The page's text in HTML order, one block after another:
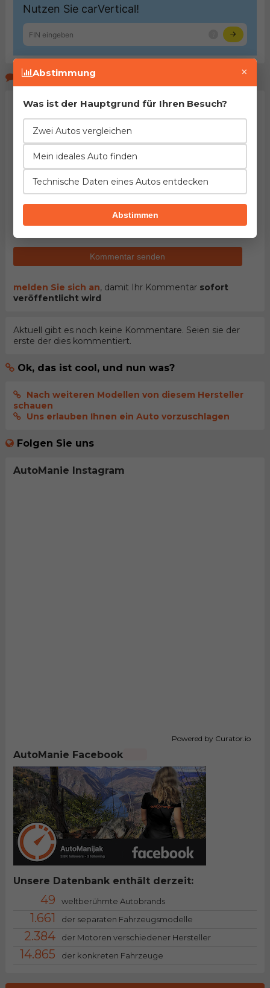
Kommentare der Seitenbeucher
HINWEIS:Pflichtfelder sind mit dem Stern (*)
gekennzeichnet. Mit dem Versenden des Kommentars
Nutzungsbedingungen
Kommentar senden
melden Sie sich an, damit Ihr Kommentar sofort
veröffentlicht wird
Aktuell gibt es noch keine Kommentare. Seien sie der
erste der dies kommentiert.
Ok, das ist cool, und nun was?
Nach weiteren Modellen von diesem Hersteller
schauen
Uns erlauben Ihnen ein Auto vorzuschlagen
Folgen Sie uns
AutoManie Instagram
Powered by Curator.io
AutoManie Facebook
Unsere Datenbank enthält derzeit:
49 weltberühmte Autobrands
1.661 der separaten Fahrzeugsmodelle
2.384 der Motoren verschiedener Hersteller
14.865 der konkreten Fahrzeuge
Abstimmung ×
Was ist der Hauptgrund für Ihren Besuch?
Zwei Autos vergleichen
Mein ideales Auto finden
Technische Daten eines Autos entdecken
Abstimmen